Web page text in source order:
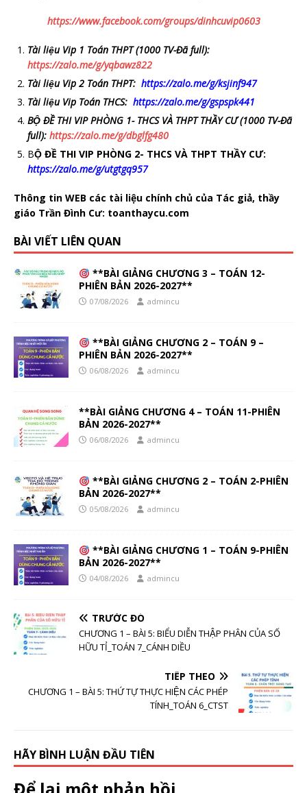
https://www.facebook.com/groups/dinhcuvip0603
Tài liệu Vip 1 Toán THPT (1000 TV-Đã full):
https://zalo.me/g/yqbawz822
Tài liệu Vip 2 Toán THPT: https://zalo.me/g/ksjinf947
Tài liệu Vip Toán THCS: https://zalo.me/g/gspspk441
BỘ ĐỀ THI VIP PHÒNG 1- THCS VÀ THPT THẦY CƯ(1000 TV-Đã
full): https://zalo.me/g/dbglfg480
BỘ ĐỀ THI VIP PHÒNG 2- THCS VÀ THPT THẦY CƯ:
https://zalo.me/g/utgtgq957
Thông tin WEB các tài liệu chính chủ của Tác giả, thầy
giáo Trần Đình Cư: toanthaycu.com
BÀI VIẾT LIÊN QUAN
**BÀI GIẢNG CHƯƠNG 3 – TOÁN 12-
PHIÊN BẢN 2026-2027**
07/08/2026 admincu
**BÀI GIẢNG CHƯƠNG 2 – TOÁN 9 –
PHIÊN BẢN 2026-2027**
06/08/2026 admincu
**BÀI GIẢNG CHƯƠNG 4 – TOÁN 11-PHIÊN
BẢN 2026-2027**
06/08/2026 admincu
**BÀI GIẢNG CHƯƠNG 2 – TOÁN 2-PHIÊN
BẢN 2026-2027**
05/08/2026 admincu
**BÀI GIẢNG CHƯƠNG 1 – TOÁN 9-PHIÊN
BẢN 2026-2027**
04/08/2026 admincu
TRƯỚC ĐÓ
CHƯƠNG 1 – BÀI 5: BIỂU DIỄN THẬP PHÂN CỦA SỐ
HỮU TỈ_TOÁN 7_CÁNH DIỀU
TIẾP THEO
CHƯƠNG 1 – BÀI 5: THỨ TỰ THỰC HIỆN CÁC PHÉP
TÍNH_TOÁN 6_CTST
HÃY BÌNH LUẬN ĐẦU TIÊN